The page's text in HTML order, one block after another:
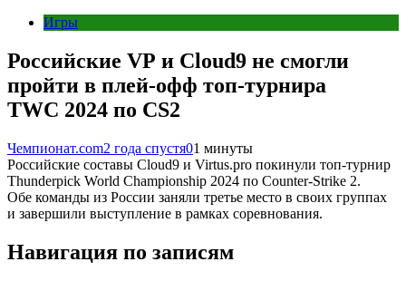
Игры
Российские VP и Cloud9 не смогли
пройти в плей-офф топ-турнира
TWC 2024 по CS2
Чемпионат.com2 года спустя01 минуты
Российские составы Cloud9 и Virtus.pro покинули топ-турнир
Thunderpick World Championship 2024 по Counter-Strike 2.
Обе команды из России заняли третье место в своих группах
и завершили выступление в рамках соревнования.
Навигация по записям